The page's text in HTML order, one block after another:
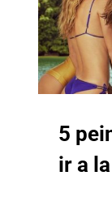
5
ir a